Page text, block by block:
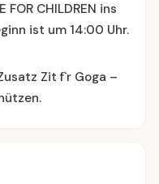
FOR CHILDREN ins
ist um 14:00 Uhr.
Zit f`r Goga –